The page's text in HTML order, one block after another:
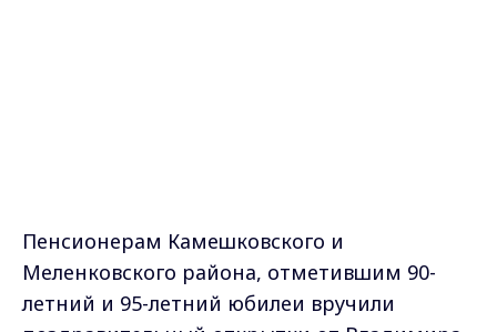
Пенсионерам Камешковского и
Меленковского района, отметившим 90-
летний и 95-летний юбилеи вручили